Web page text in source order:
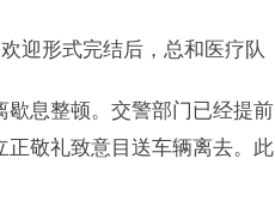
迎形式完结后，总和医疗队
歇息整顿。交警部门已经提前
敬礼致意目送车辆离去。此